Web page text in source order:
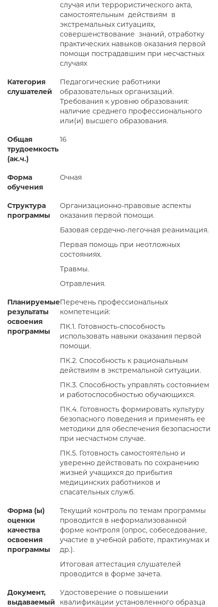
случая или террористического акта,
самостоятельным действиям в
экстремальных ситуациях,
совершенствование знаний, отработку
практических навыков оказания первой
помощи пострадавшим при несчастных
случаях
Категория
слушателей
Педагогические работники
образовательных организаций.
Требования к уровню образования:
наличие среднего профессионального
или(и) высшего образования.
Общая
трудоемкость
(ак.ч.)
16
Форма
обучения
Очная
Структура
программы
Организационно-правовые аспекты
оказания первой помощи.
Базовая сердечно-легочная реанимация.
Первая помощь при неотложных
состояниях.
Травмы.
Отравления.
Планируемые
результаты
освоения
программы
Перечень профессиональных
компетенций:
ПК.1. Готовность-способность
использовать навыки оказания первой
помощи.
ПК.2. Способность к рациональным
действиям в экстремальной ситуации.
ПК.3. Способность управлять состоянием
и работоспособностью обучающихся.
ПК.4. Готовность формировать культуру
безопасного поведения и применять ее
методики для обеспечения безопасности
при несчастном случае.
ПК.5. Готовность самостоятельно и
уверенно действовать по сохранению
жизней учащихся до прибытия
медицинских работников и
спасательных служб.
Форма (ы)
оценки
качества
освоения
программы
Текущий контроль по темам программы
проводится в неформализованной
форме контроля (опрос, собеседование,
участие в учебной работе, практикумах и
др.).
Итоговая аттестация слушателей
проводится в форме зачета.
Документ,
выдаваемый
Удостоверение о повышении
квалификации установленного образца